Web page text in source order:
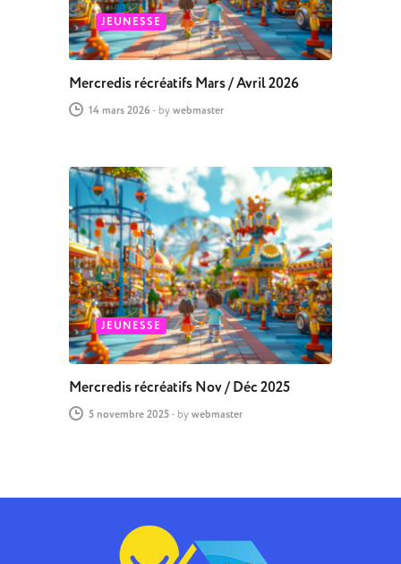
JEUNESSE
Mercredis récréatifs Mars / Avril 2026
14 mars 2026 - by webmaster
JEUNESSE
Mercredis récréatifs Nov / Déc 2025
5 novembre 2025- by webmaster